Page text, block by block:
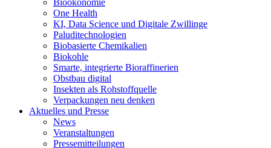
One Health
KI, Data Science und Digitale Zwillinge
Paluditechnologien
Biobasierte Chemikalien
Biokohle
Smarte, integrierte Bioraffinerien
Obstbau digital
Insekten als Rohstoffquelle
Verpackungen neu denken
Aktuelles und Presse
News
Veranstaltungen
Pressemitteilungen